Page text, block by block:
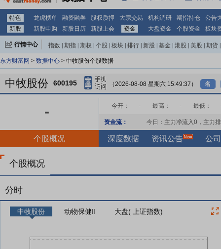
特色 龙虎榜单 融资融券 股权质押 大宗交易 机构调研 期指持仓
公告
新股
新股申购 新股日历 新股上会 资金 大盘资金 个股资金 板块
行情中心 指数 期指 期权 个股 板块 排行 新股 基金 港股 美股 期货
东方财富网 > 数据中心 > 中牧股份个股数据
中牧股份 600195 （2026-08-08 星期六 15:49:37） 名
- 今开： - 最高： - 最低：
资金流： 今日：主力净流入0 ，主力
个股概况 深度数据 资讯公告 公
个股概况
分时
中牧股份 动物保健Ⅱ 大盘( 上证指数)